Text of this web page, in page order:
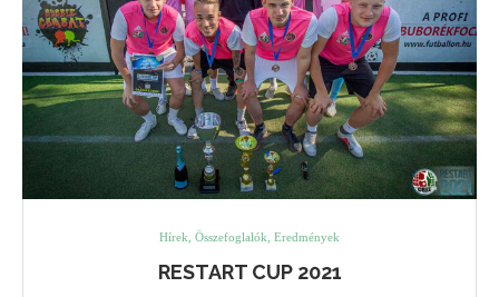
Hírek, Összefoglalók, Eredmények
RESTART CUP 2021